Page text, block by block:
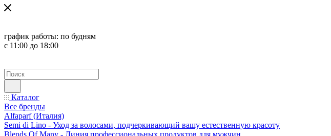
график работы: по будням
с 11:00 до 18:00
Каталог
Все бренды
Alfaparf (Италия)
Semi di Lino - Уход за волосами, подчеркивающий вашу естественную красоту
Blends Of Many - Линия профессиональных продуктов для мужчин